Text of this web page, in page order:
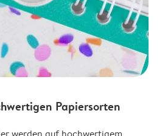
Papiersorten